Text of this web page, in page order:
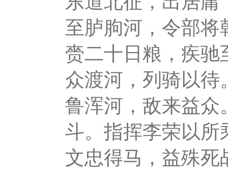
至胪朐河，令部将
赍二十日粮，疾驰
众渡河，列骑以待
鲁浑河，敌来益众
斗。指挥李荣以所
文忠得马，益殊死